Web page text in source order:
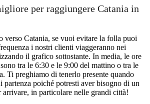
per raggiungere Catania in
verso Catania, se vuoi evitare la folla puoi
i nostri clienti viaggeranno nei
il grafico sottostante. In media, le ore
tra le 6:30 e le 9:00 del mattino o tra le
Ti preghiamo di tenerlo presente quando
poiché potresti aver bisogno di un
in particolare nelle grandi città!